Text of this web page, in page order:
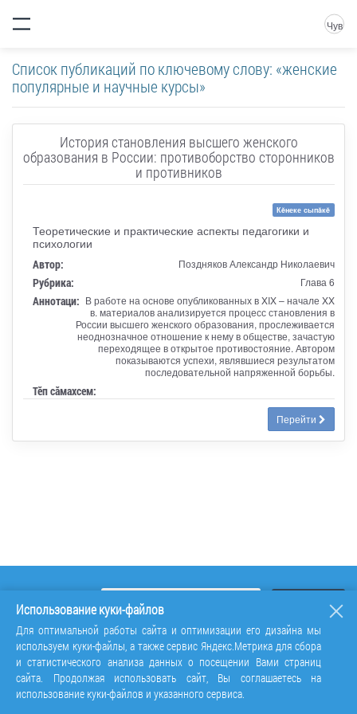
Чув
Список публикаций по ключевому слову: «женские
популярные и научные курсы»
История становления высшего женского
образования в России: противоборство сторонников
и противников
Кĕнеке сыпăкĕ
Теоретические и практические аспекты педагогики и
психологии
Автор: Поздняков Александр Николаевич
Рубрика: Глава 6
Аннотаци: В работе на основе опубликованных в XIX – начале XX
в. материалов анализируется процесс становления в
России высшего женского образования, прослеживается
неоднозначное отношение к нему в обществе, зачастую
переходящее в открытое противостояние. Автором
показываются успехи, являвшиеся результатом
последовательной напряженной борьбы.
Тӗп сӑмахсем:
Перейти
Использование куки-файлов
Для оптимальной работы сайта и оптимизации его дизайна мы
используем куки-файлы, а также сервис Яндекс.Метрика для сбора
и статистического анализа данных о посещении Вами страниц
сайта. Продолжая использовать сайт, Вы соглашаетесь на
использование куки-файлов и указанного сервиса.